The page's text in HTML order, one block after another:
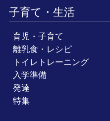
子育て・生活
育児・子育て
離乳食・レシピ
トイレトレーニング
入学準備
発達
特集